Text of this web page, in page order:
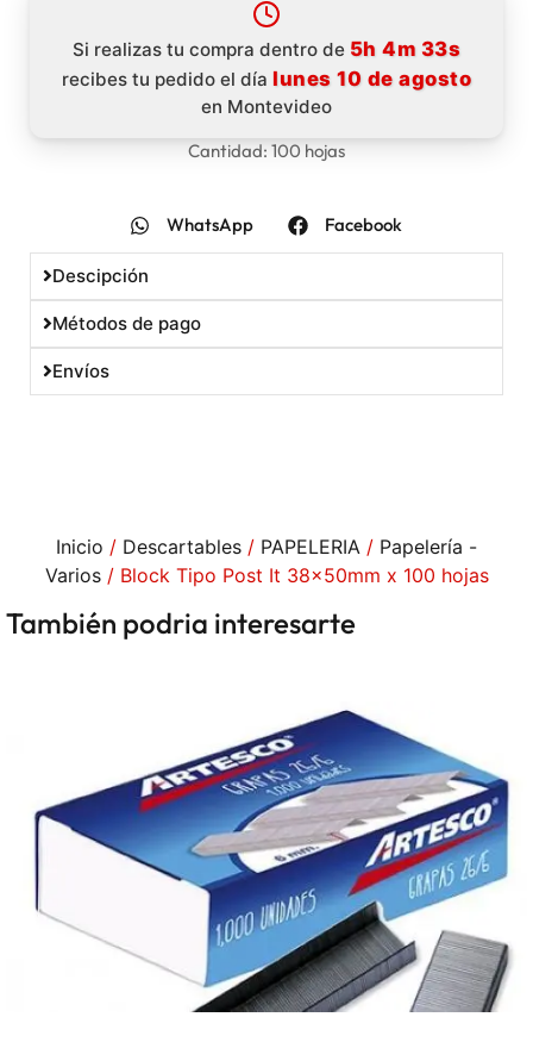
Si realizas tu compra dentro de 5h 4m 33s
recibes tu pedido el día lunes 10 de agosto
en Montevideo
Cantidad: 100 hojas
WhatsApp Facebook
Descipción
Métodos de pago
Envíos
Inicio / Descartables / PAPELERIA / Papelería -
Varios/ Block Tipo Post It 38x50mm x 100 hojas
También podria interesarte